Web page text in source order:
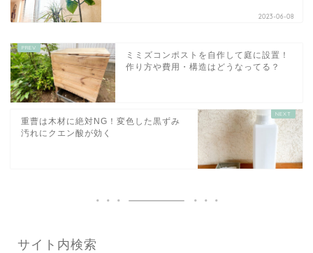
2023-06-08
ミミズコンポストを自作して庭に設置！
作り方や費用・構造はどうなってる？
重曹は木材に絶対NG！変色した黒ずみ
汚れにクエン酸が効く
サイト内検索